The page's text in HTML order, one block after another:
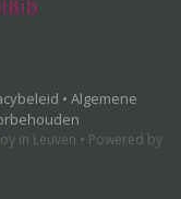
• Algemene
in Leuven • Powered by